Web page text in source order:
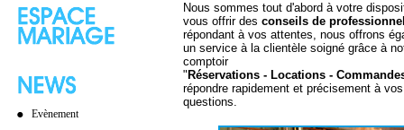
Evènement
Nous sommes tout d'abord à votre
vous offrir des conseils de
répondant à vos attentes, nous offrons
un service à la clientèle soigné grâce à
comptoir
" Réservations - Locations -
répondre rapidement et précisement à vos
questions.